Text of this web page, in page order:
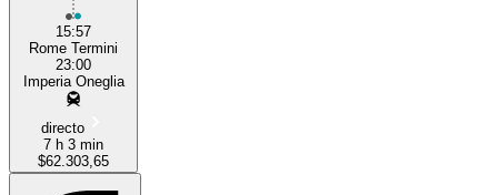
15:57
Rome Termini
23:00
Imperia Oneglia
directo
7 h 3 min
$62.303,65